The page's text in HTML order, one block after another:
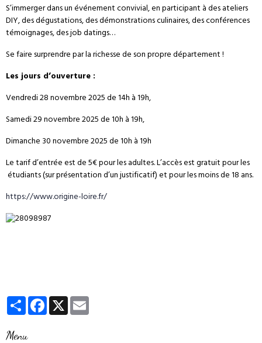
S’immerger dans un événement convivial, en participant à des ateliers
DIY, des dégustations, des démonstrations culinaires, des conférences
témoignages, des job datings…
Se faire surprendre par la richesse de son propre département !
Les jours d’ouverture :
Vendredi 28 novembre 2025 de 14h à 19h,
Samedi 29 novembre 2025 de 10h à 19h,
Dimanche 30 novembre 2025 de 10h à 19h
Le tarif d’entrée est de 5€ pour les adultes. L’accès est gratuit pour les
étudiants (sur présentation d’un justificatif) et pour les moins de 18 ans.
https://www.origine-loire.fr/
PartagerFacebook
X
Menu